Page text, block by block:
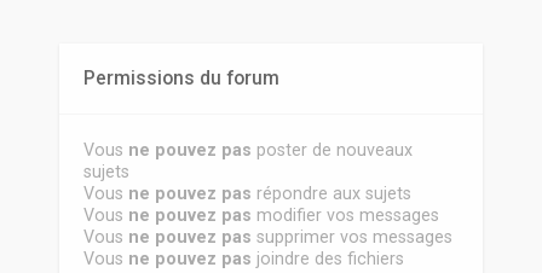
Permissions du forum
Vous ne pouvez pas poster de nouveaux
sujets
Vous ne pouvez pas répondre aux sujets
Vous ne pouvez pas modifier vos messages
Vous ne pouvez pas supprimer vos messages
Vous ne pouvez pas joindre des fichiers